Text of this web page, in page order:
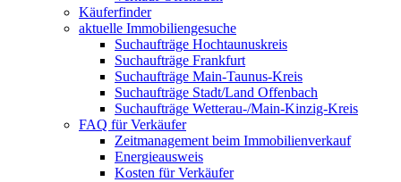
Käuferfinder
aktuelle Immobiliengesuche
Suchaufträge Hochtaunuskreis
Suchaufträge Frankfurt
Suchaufträge Main-Taunus-Kreis
Suchaufträge Stadt/Land Offenbach
Suchaufträge Wetterau-/Main-Kinzig-Kreis
FAQ für Verkäufer
Zeitmanagement beim Immobilienverkauf
Energieausweis
Kosten für Verkäufer